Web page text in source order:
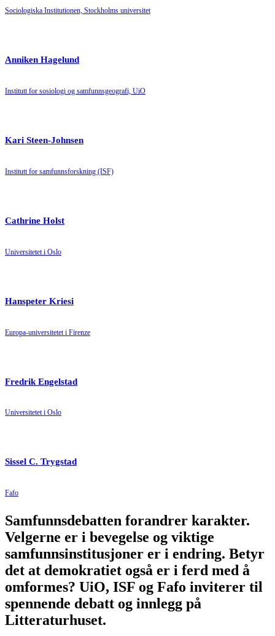
Sociologiska Institutionen, Stockholms universitet
Anniken Hagelund
Institutt for sosiologi og samfunnsgeografi, UiO
Kari Steen-Johnsen
Institutt for samfunnsforskning (ISF)
Cathrine Holst
Universitetet i Oslo
Hanspeter Kriesi
Europa-universitetet i Firenze
Fredrik Engelstad
Universitetet i Oslo
Sissel C. Trygstad
Fafo
Samfunnsdebatten forandrer karakter.
Velgerne er i bevegelse og viktige
samfunnsinstitusjoner er i endring. Betyr
det at demokratiet også er i ferd med å
omformes? UiO, ISF og Fafo inviterer til
spennende debatt og innlegg på
Litteraturhuset.